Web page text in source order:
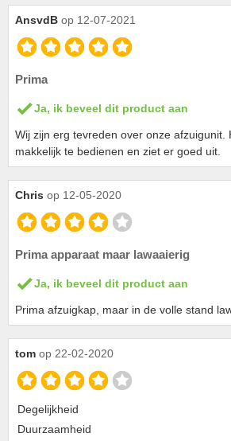
AnsvdB op 12-07-2021
Prima
Ja, ik beveel dit product aan
Wij zijn erg tevreden over onze afzuigunit.
makkelijk te bedienen en ziet er goed uit.
Chris op 12-05-2020
Prima apparaat maar lawaaierig
Ja, ik beveel dit product aan
Prima afzuigkap, maar in de volle stand
tom op 22-02-2020
Degelijkheid
Duurzaamheid